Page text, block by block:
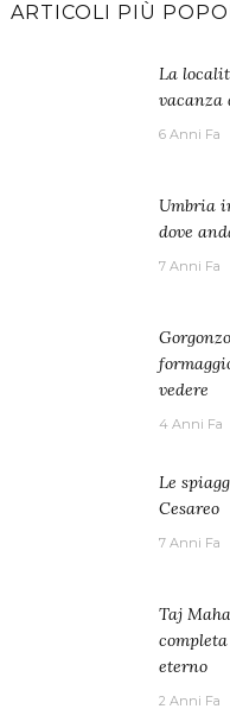
ARTICOLI PIÙ
La
vacanza
6 Anni Fa
Umbria
dove
7 Anni Fa
vedere
4 Anni Fa
Le
Cesareo
7 Anni Fa
Taj
eterno
2 Anni Fa